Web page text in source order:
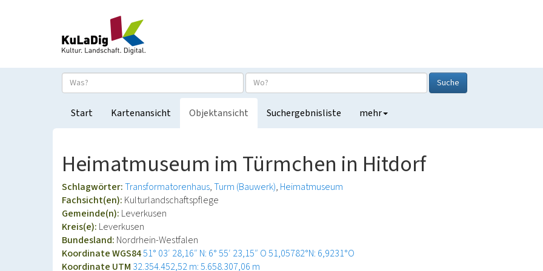
Suche
Start Kartenansicht Objektansicht Suchergebnisliste mehr
Heimatmuseum im Türmchen in Hitdorf
Schlagwörter:Transformatorenhaus Turm (Bauwerk) Heimatmuseum
Fachsicht(en): Kulturlandschaftspflege
Gemeinde(n): Leverkusen
Kreis(e): Leverkusen
Bundesland: Nordrhein-Westfalen
Koordinate WGS8451° 03′ 28,16″ N: 6° 55′ 23,15″ O51,05782°N: 6,9231°O
Koordinate UTM 32.354.452,52 m: 5.658.307,06 m